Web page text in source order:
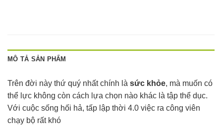
MÔ TẢ SẢN PHẨM
Trên đời này thứ quý nhất chính là sức khỏe, mà muốn có
thể lực không còn cách lựa chọn nào khác là tập thể dục.
Với cuộc sống hối hả, tấp lập thời 4.0 việc ra công viên
chạy bộ rất khó